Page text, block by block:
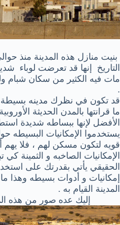
مات فيه الكثير من سكان شبام
.
قد تكون في نظرك مدينه بسيطة
ما قرانتها بالمدن الحديثة
الأفضل لإنها ببساطه شديدة
يستخدموا الإمكانيات البسيطه
قويه لتكون مسكن لهم ، فلا يهم
الإمكانيات الصاخبه و الثمينة كي
الحقيقي يأتي بقدرتك على
إمكانيات و أدوات بسيطه وهذا
المدينة القيام به .
إليك عده صور من هذه